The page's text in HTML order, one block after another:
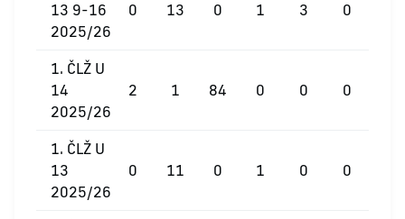
13 9-16
2025/26
0 13 0 1 3 0
1. ČLŽ U
14
2025/26
2 1 84 0 0 0
1. ČLŽ U
13
2025/26
0 11 0 1 0 0